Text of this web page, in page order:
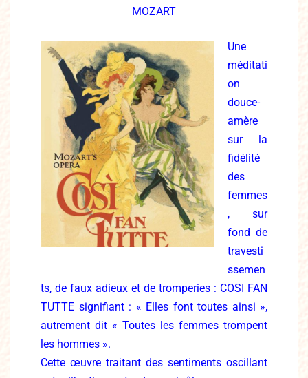
MOZART
Une
méditati
on
douce-
amère
sur la
fidélité
des
femmes
, sur
fond de
travesti
ssemen
ts, de faux adieux et de tromperies : COSI FAN
TUTTE signifiant : « Elles font toutes ainsi »,
autrement dit « Toutes les femmes trompent
les hommes ».
Cette œuvre traitant des sentiments oscillant